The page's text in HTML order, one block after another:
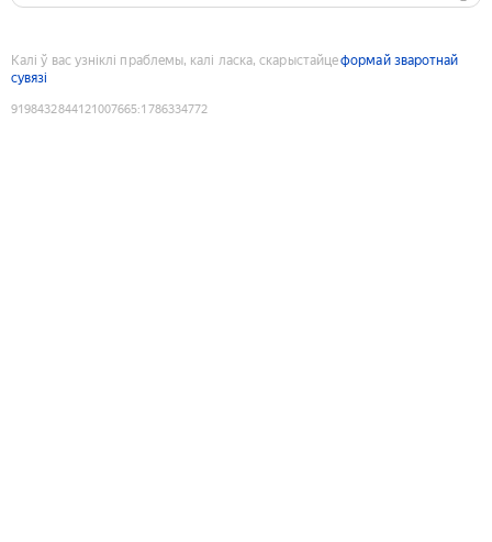
Калі ў вас узніклі праблемы, калі ласка, скарыстайцеформай зваротнай
сувязі
9198432844121007665:1786334772